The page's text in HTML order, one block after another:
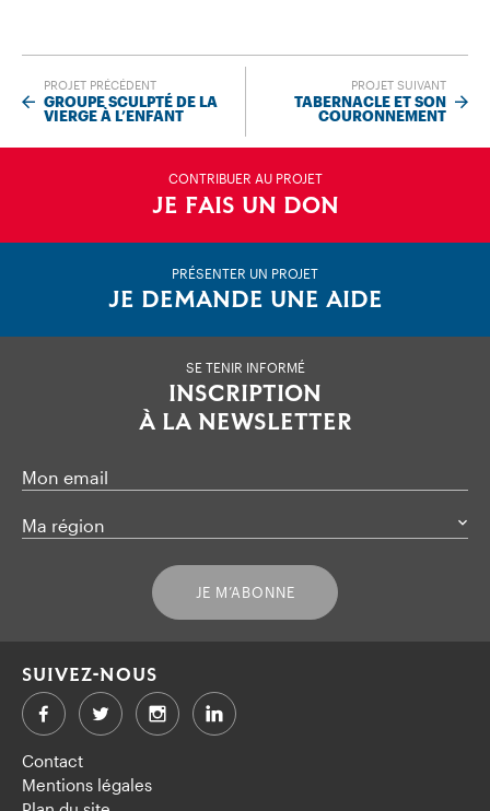
PROJET PRÉCÉDENT
GROUPE SCULPTÉ DE LA
VIERGE À L’ENFANT
PROJET SUIVANT
TABERNACLE ET SON
COURONNEMENT
CONTRIBUER AU PROJET
JE FAIS UN DON
PRÉSENTER UN PROJET
JE DEMANDE UNE AIDE
SE TENIR INFORMÉ
INSCRIPTION
À LA NEWSLETTER
Mon email
Ma région
JE M’ABONNE
Contact
Mentions légales
SUIVEZ-NOUS
FacebookTwitter LinkedIn